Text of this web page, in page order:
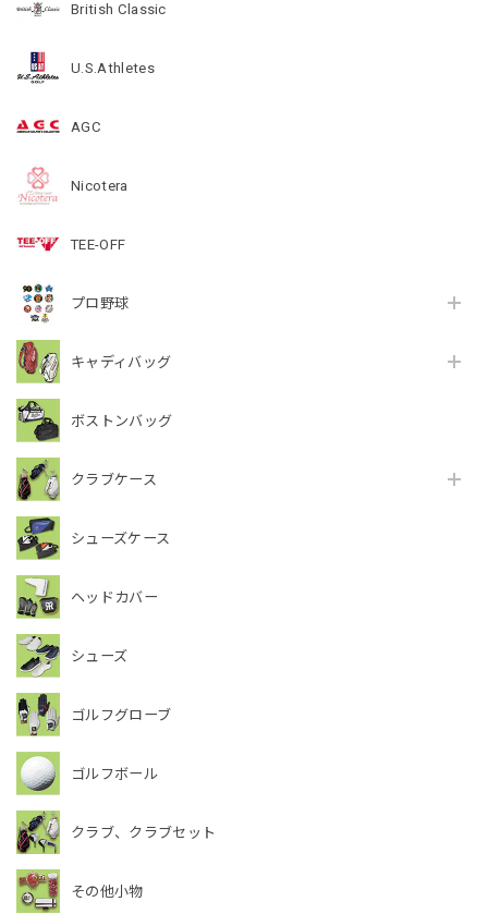
British Classic
U.S.Athletes
AGC
Nicotera
TEE-OFF
プロ野球
キャディバッグ
ボストンバッグ
クラブケース
シューズケース
ヘッドカバー
シューズ
ゴルフグローブ
ゴルフボール
クラブ、クラブセット
その他小物